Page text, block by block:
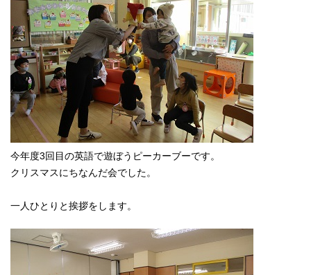
今年度3回目の英語で遊ぼうピーカーブーです。
クリスマスにちなんだ会でした。
一人ひとりと挨拶をします。